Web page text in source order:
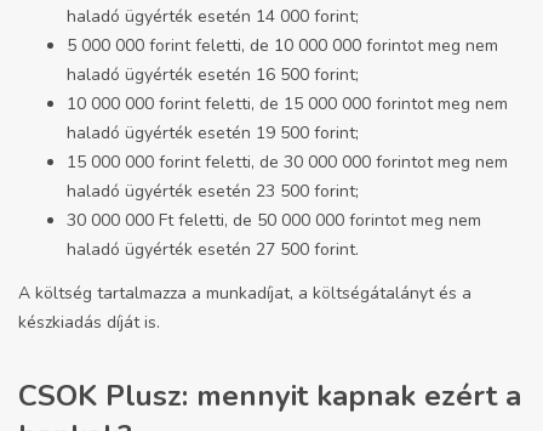
haladó ügyérték esetén 14 000 forint;
5 000 000 forint feletti, de 10 000 000 forintot meg nem
haladó ügyérték esetén 16 500 forint;
10 000 000 forint feletti, de 15 000 000 forintot meg nem
haladó ügyérték esetén 19 500 forint;
15 000 000 forint feletti, de 30 000 000 forintot meg nem
haladó ügyérték esetén 23 500 forint;
30 000 000 Ft feletti, de 50 000 000 forintot meg nem
haladó ügyérték esetén 27 500 forint.
A költség tartalmazza a munkadíjat, a költségátalányt és a
készkiadás díját is.
CSOK Plusz: mennyit kapnak ezért a